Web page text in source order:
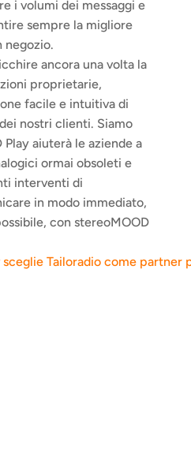
i volumi dei messaggi e
sempre la migliore
negozio.
ancora una volta la
proprietarie,
facile e intuitiva di
nostri clienti. Siamo
aiuterà le aziende a
ormai obsoleti e
interventi di
in modo immediato,
con stereoMOOD
sceglie Tailoradio come